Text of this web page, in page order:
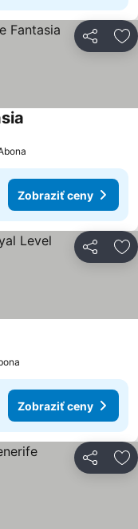
Zdieľať
Zobraziť ceny
Zdieľať
Zobraziť ceny
Zdieľať